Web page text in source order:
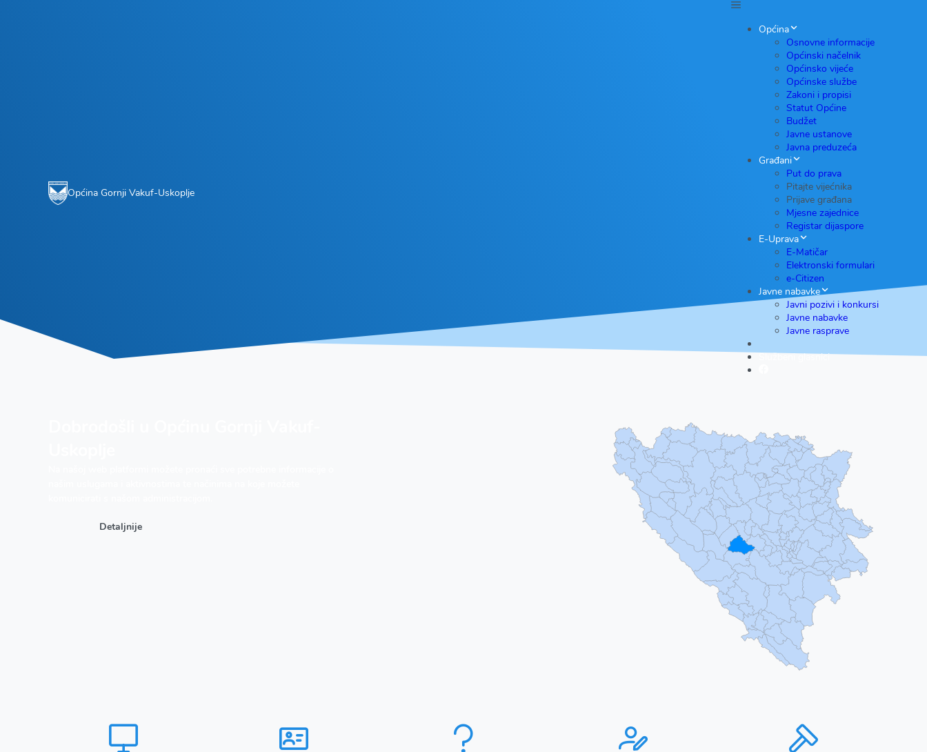
Općina Gornji Vakuf-Uskoplje
Općina
Osnovne informacije
Općinski načelnik
Općinsko vijeće
Općinske službe
Zakoni i propisi
Statut Općine
Budžet
Javne ustanove
Javna preduzeća
Građani
Put do prava
Pitajte vijećnika
Prijave građana
Mjesne zajednice
Registar dijaspore
E-Uprava
E-Matičar
Elektronski formulari
e-Citizen
Javne nabavke
Javni pozivi i konkursi
Javne nabavke
Javne rasprave
Službeni glasnici
Detaljnije